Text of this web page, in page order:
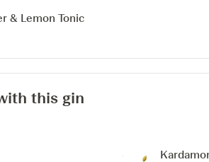
& Lemon Tonic
this gin